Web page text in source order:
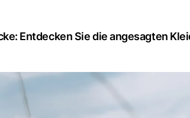
Entdecken Sie die angesagten